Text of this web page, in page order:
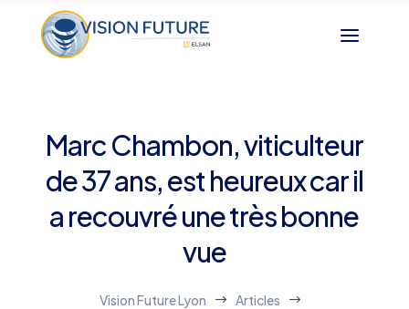
Marc Chambon, viticulteur
de 37 ans, est heureux car il
a recouvré une très bonne
vue
Vision Future Lyon $ Articles $